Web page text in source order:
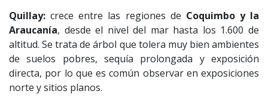
Quillay: crece entre las regiones de Coquimbo y la
Araucanía, desde el nivel del mar hasta los 1.600 de
altitud. Se trata de árbol que tolera muy bien ambientes
de suelos pobres, sequía prolongada y exposición
directa, por lo que es común observar en exposiciones
norte y sitios planos.